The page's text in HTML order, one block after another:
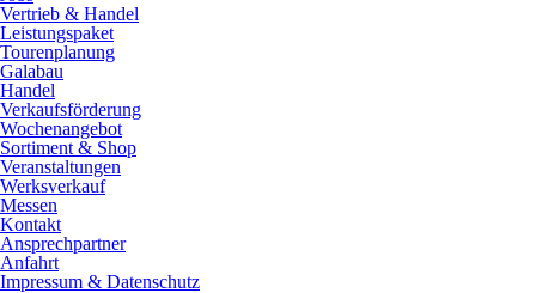
Vertrieb & Handel
Leistungspaket
Tourenplanung
Galabau
Handel
Verkaufsförderung
Wochenangebot
Sortiment & Shop
Veranstaltungen
Werksverkauf
Messen
Kontakt
Ansprechpartner
Anfahrt
Impressum & Datenschutz